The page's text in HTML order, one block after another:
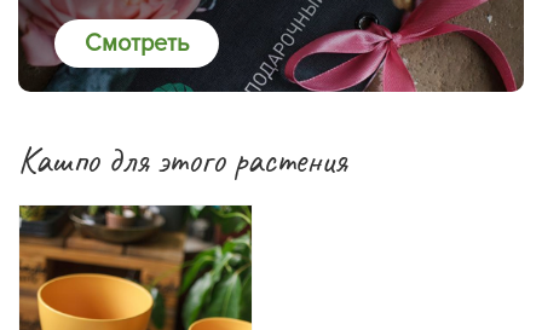
Смотреть
Кашпо для этого растения